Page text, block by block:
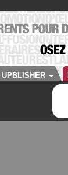
UPBLISHER